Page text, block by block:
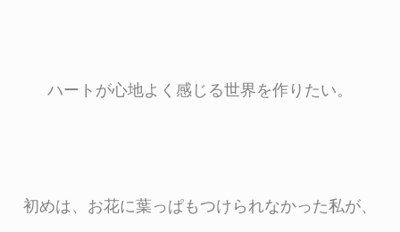
ハートが心地よく感じる世界を作りたい。
初めは、お花に葉っぱもつけられなかった私が、